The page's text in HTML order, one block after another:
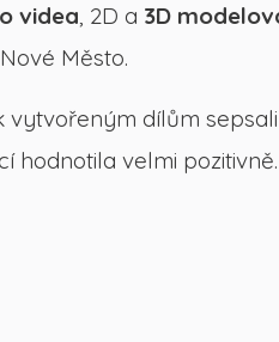
videa, 2D a 3D
Město.
dílům
hodnotila velmi